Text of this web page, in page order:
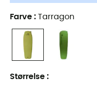
Farve : Tarragon
Størrelse :